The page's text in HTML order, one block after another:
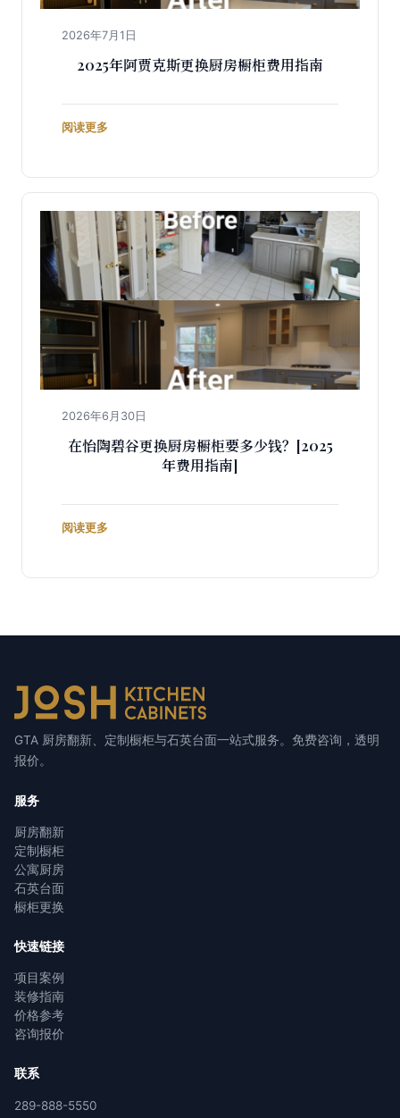
2026年7月1日
2025年阿贾克斯更换厨房橱柜费用指南
阅读更多
2026年6月30日
在怡陶碧谷更换厨房橱柜要多少钱？[2025
年费用指南]
阅读更多
GTA 厨房翻新、定制橱柜与石英台面一站式服务。免费咨询，透明
报价。
服务
厨房翻新
定制橱柜
公寓厨房
石英台面
橱柜更换
快速链接
项目案例
装修指南
价格参考
咨询报价
联系
289-888-5550